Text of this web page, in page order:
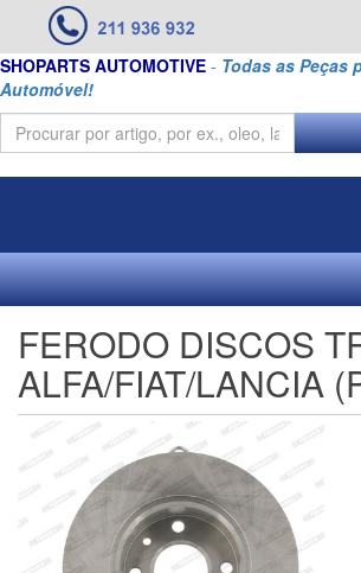
SHOPARTS AUTOMOTIVE - Todas as Peças
Automóvel!
FERODO DISCOS
ALFA/FIAT/LANCIA